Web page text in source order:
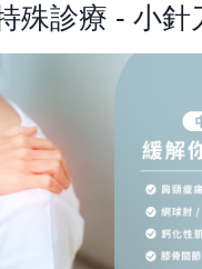
殊診療 - 小針